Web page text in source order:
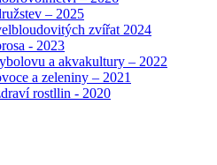
– 2025
zvířat 2024
- 2023
a akvakultury – 2022
a zeleniny – 2021
rostllin - 2020